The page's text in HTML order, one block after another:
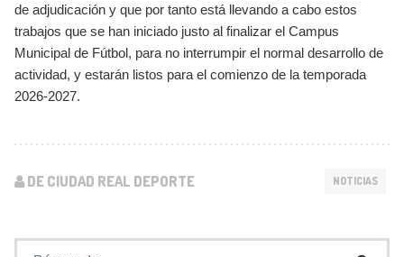
de adjudicación y que por tanto está llevando a cabo estos
trabajos que se han iniciado justo al finalizar el Campus
Municipal de Fútbol, para no interrumpir el normal desarrollo de
actividad, y estarán listos para el comienzo de la temporada
2026-2027.
DE CIUDAD REAL DEPORTE NOTICIAS